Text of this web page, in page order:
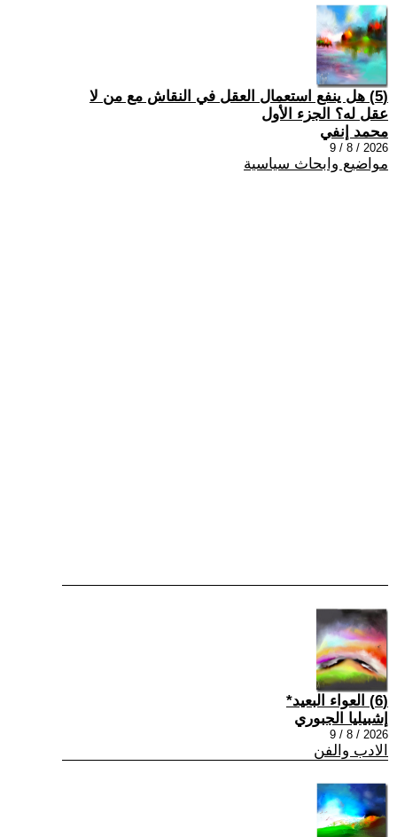
(5) هل ينفع استعمال العقل في النقاش مع من لا
عقل له؟ الجزء الأول
محمد إنفي
2026 / 8 / 9
مواضيع وابحاث سياسية
(6) العواء البعيد*
إشبيليا الجبوري
2026 / 8 / 9
الادب والفن